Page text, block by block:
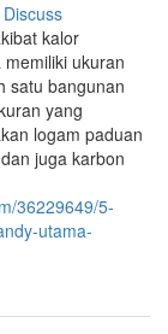
Discuss
kalor
ukuran
satu bangunan
yang
logam paduan
juga karbon
36229649/5-
utama-